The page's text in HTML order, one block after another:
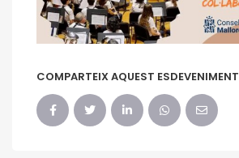
COMPARTEIX AQUEST ESDEVENIMENT